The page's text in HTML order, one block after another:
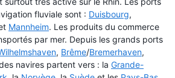
fluviale sont : Duisbourg,
Mannheim. Les produits du commerce
par mer. Depuis les grands ports
, Brême/Bremerhaven,
navires partent vers : la Grande-